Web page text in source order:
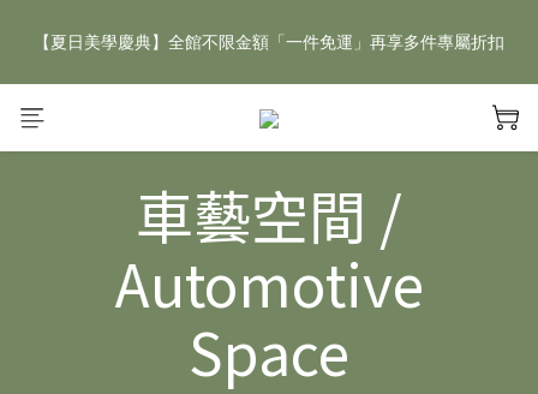
【夏日美學慶典】全館不限金額「一件免運」再享多件專屬折扣
新手好禮 🎁 加 LINE 好友，現領 新朋友專屬見面禮 優惠券！👉
【夏日美學慶典】全館不限金額「一件免運」再享多件專屬折扣
車藝空間 /
Automotive
Space